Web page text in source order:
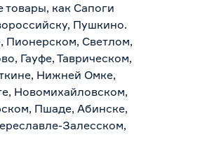
товары, как Сапоги
Пушкино.
Пионерском, Светлом,
Гауфе, Таврическом,
Нижней Омке,
Новомихайловском,
Пшаде, Абинске,
Залесском,